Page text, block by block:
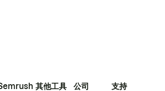
其他工具 公司 支持